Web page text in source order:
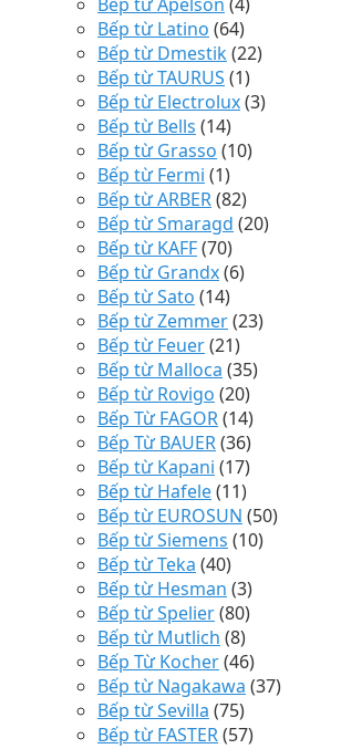
Bếp từ Latino (64)
Bếp từ Dmestik(22)
Bếp từ TAURUS (1)
Bếp từ Electrolux(3)
Bếp từ Bells (14)
Bếp từ Grasso (10)
Bếp từ Fermi (1)
Bếp từ ARBER(82)
Bếp từ Smaragd (20)
Bếp từ KAFF(70)
Bếp từ Grandx(6)
Bếp từ Sato (14)
Bếp từ Zemmer(23)
Bếp từ Feuer(21)
Bếp từ Malloca (35)
Bếp từ Rovigo (20)
Bếp Từ FAGOR(14)
Bếp Từ BAUER(36)
Bếp từ Kapani (17)
Bếp từ Hafele(11)
Bếp từ EUROSUN (50)
Bếp từ Siemens (10)
Bếp từ Teka (40)
Bếp từ Hesman (3)
Bếp từ Spelier(80)
Bếp từ Mutlich (8)
Bếp Từ Kocher(46)
Bếp từ Nagakawa (37)
Bếp từ Sevilla (75)
Bếp từ FASTER(57)